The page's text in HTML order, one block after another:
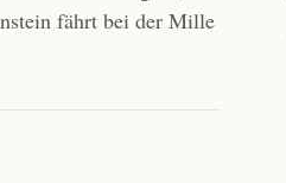
fährt bei der Mille